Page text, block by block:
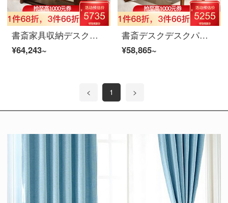
書斎家具収納デスク＋椅子
¥64,243~
書斎デスクデスクパソコンデスク＋椅子
¥58,865~
< 1 >